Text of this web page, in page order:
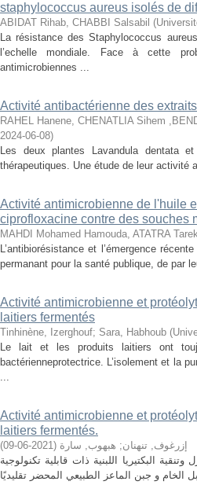
staphylococcus aureus isolés de
ABIDAT Rihab, CHABBI Salsabil (
La résistance des Staphylococcus
l’echelle mondiale. Face à cette
antimicrobiennes ...
Activité antibactérienne des
RAHEL Hanene, CHENATLIA Sihem
2024-06-08)
Les deux plantes Lavandula dentata
thérapeutiques. Une étude de leur activité
Activité antimicrobienne de l'huile
ciprofloxacine contre des souches
MAHDI Mohamed Hamouda, ATATRA Tarek
L’antibiorésistance et l’émergence
permanant pour la santé publique, de par
Activité antimicrobienne et
laitiers fermentés
Tinhinène, Izerghouf; Sara, Habhoub (
Le lait et les produits laitiers ont
bactérienneprotectrice. L’isolement et la
...
Activité antimicrobienne et
laitiers fermentés.
إزرغوف, تنهنان; هبهوب, سارة (
2021-06-09
)
البكتيريا اللبنية ذات قابلية تكنولوجية